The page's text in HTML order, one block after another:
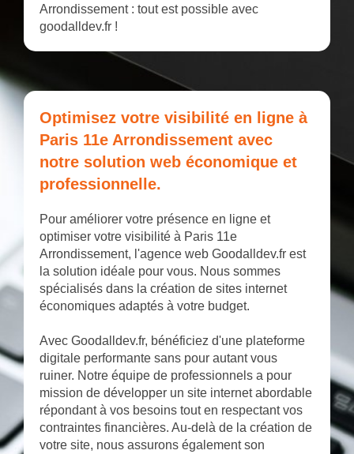
Arrondissement : tout est possible avec
goodalldev.fr !
Optimisez votre visibilité en ligne à
Paris 11e Arrondissement avec
notre solution web économique et
professionnelle.
Pour améliorer votre présence en ligne et
optimiser votre visibilité à Paris 11e
Arrondissement, l'agence web Goodalldev.fr est
la solution idéale pour vous. Nous sommes
spécialisés dans la création de sites internet
économiques adaptés à votre budget.
Avec Goodalldev.fr, bénéficiez d'une plateforme
digitale performante sans pour autant vous
ruiner. Notre équipe de professionnels a pour
mission de développer un site internet abordable
répondant à vos besoins tout en respectant vos
contraintes financières. Au-delà de la création de
votre site, nous assurons également son